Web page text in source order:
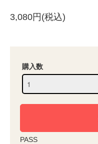
3,080円(税込)
購入数
PASS